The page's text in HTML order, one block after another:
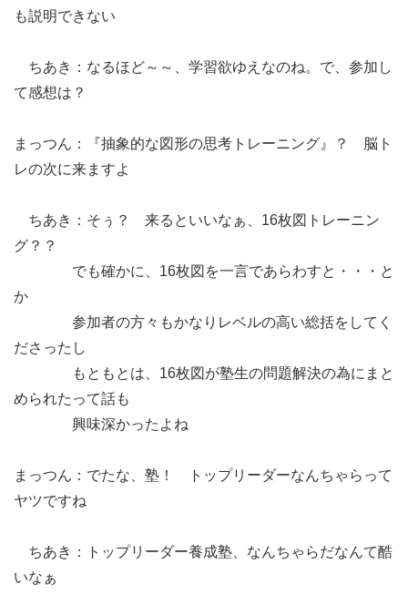
も説明できない
ちあき：なるほど～～、学習欲ゆえなのね。で、参加し
て感想は？
まっつん：『抽象的な図形の思考トレーニング』？ 脳ト
レの次に来ますよ
ちあき：そぅ？ 来るといいなぁ、16枚図トレーニン
グ？？
でも確かに、16枚図を一言であらわすと・・・と
か
参加者の方々もかなりレベルの高い総括をしてく
ださったし
もともとは、16枚図が塾生の問題解決の為にまと
められたって話も
興味深かったよね
まっつん：でたな、塾！ トップリーダーなんちゃらって
ヤツですね
ちあき：トップリーダー養成塾、なんちゃらだなんて酷
いなぁ